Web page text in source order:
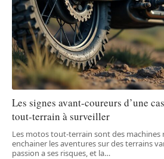
Les signes avant-coureurs d’une
tout-terrain à surveiller
Les motos tout-terrain sont des machines
enchainer les aventures sur des terrains
passion a ses risques, et la…